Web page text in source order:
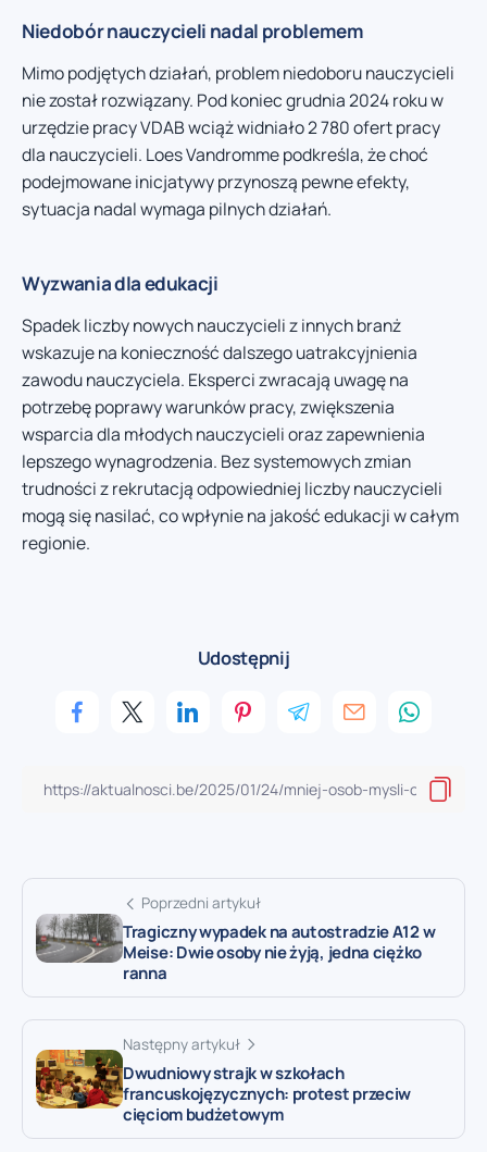
Niedobór nauczycieli nadal problemem
Mimo podjętych działań, problem niedoboru nauczycieli
nie został rozwiązany. Pod koniec grudnia 2024 roku w
urzędzie pracy VDAB wciąż widniało 2 780 ofert pracy
dla nauczycieli. Loes Vandromme podkreśla, że choć
podejmowane inicjatywy przynoszą pewne efekty,
sytuacja nadal wymaga pilnych działań.
Wyzwania dla edukacji
Spadek liczby nowych nauczycieli z innych branż
wskazuje na konieczność dalszego uatrakcyjnienia
zawodu nauczyciela. Eksperci zwracają uwagę na
potrzebę poprawy warunków pracy, zwiększenia
wsparcia dla młodych nauczycieli oraz zapewnienia
lepszego wynagrodzenia. Bez systemowych zmian
trudności z rekrutacją odpowiedniej liczby nauczycieli
mogą się nasilać, co wpłynie na jakość edukacji w całym
regionie.
Udostępnij
Poprzedni artykuł
Tragiczny wypadek na autostradzie A12 w
Meise: Dwie osoby nie żyją, jedna ciężko
ranna
Następny artykuł
Dwudniowy strajk w szkołach
francuskojęzycznych: protest przeciw
cięciom budżetowym